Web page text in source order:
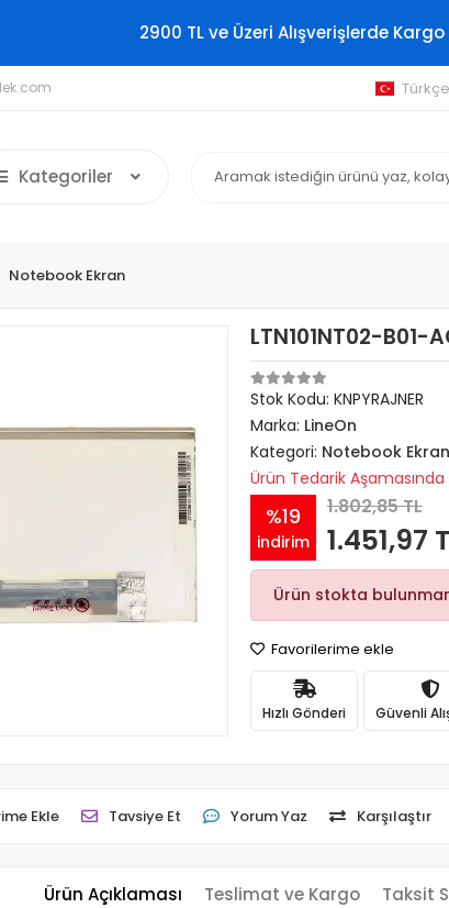
2900 TL ve Üzeri Alışverişlerde
Türkçe
Kategoriler
Notebook Ekran
LTN101NT02-B01-
Stok Kodu: KNPYRAJNER
Marka: LineOn
Kategori: Notebook Ekran
Ürün Tedarik Aşamasında
%19
indirim
1.802,85 TL
1.451,97
Ürün stokta
Favorilerime ekle
Hızlı Gönderi Güvenli
Ekle Tavsiye Et Yorum Yaz Karşılaştır
Ürün Açıklaması Teslimat ve Kargo Taksit